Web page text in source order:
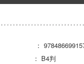
： B4判